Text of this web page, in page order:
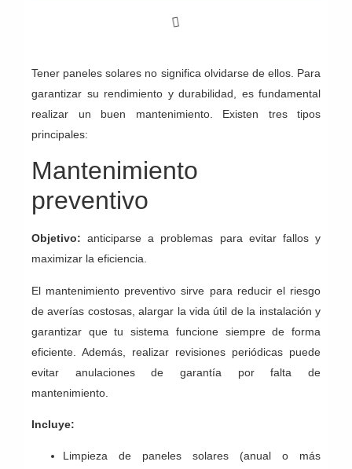
Tener paneles solares no significa olvidarse de ellos. Para
garantizar su rendimiento y durabilidad, es fundamental
realizar un buen mantenimiento. Existen tres tipos
principales:
Mantenimiento
preventivo
Objetivo: anticiparse a problemas para evitar fallos y
maximizar la eficiencia.
El mantenimiento preventivo sirve para reducir el riesgo
de averías costosas, alargar la vida útil de la instalación y
garantizar que tu sistema funcione siempre de forma
eficiente. Además, realizar revisiones periódicas puede
evitar anulaciones de garantía por falta de
mantenimiento.
Incluye:
Limpieza de paneles solares (anual o más